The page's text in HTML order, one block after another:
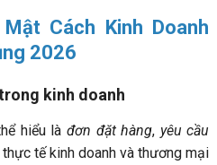
Cách Kinh Doanh
2026
kinh doanh
hiểu làđơn đặt hàng, yêu cầu
thực tế kinh doanh và thương mại